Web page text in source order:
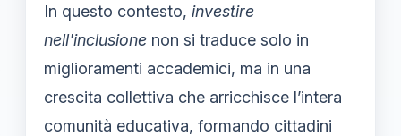
In questo contesto, investire
nell'inclusione non si traduce solo in
miglioramenti accademici, ma in una
crescita collettiva che arricchisce l’intera
comunità educativa, formando cittadini